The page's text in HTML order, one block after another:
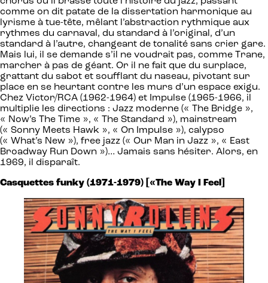
comme on dit patate de la dissertation harmonique au
lyrisme à tue-tête, mêlant l’abstraction rythmique aux
rythmes du carnaval, du standard à l’original, d’un
standard à l’autre, changeant de tonalité sans crier gare.
Mais lui, il se demande s’il ne voudrait pas, comme Trane,
marcher à pas de géant. Or il ne fait que du surplace,
grattant du sabot et soufflant du naseau, pivotant sur
place en se heurtant contre les murs d’un espace exigu.
Chez Victor/RCA (1962-1964) et Impulse (1965-1966, il
multiplie les directions : Jazz moderne (« The Bridge »,
« Now’s The Time », « The Standard »), mainstream
(« Sonny Meets Hawk », « On Impulse »), calypso
(« What’s New »), free jazz (« Our Man in Jazz », « East
Broadway Run Down »)… Jamais sans hésiter. Alors, en
1969, il disparaît.
Casquettes funky (1971-1979) [«The Way I Feel]